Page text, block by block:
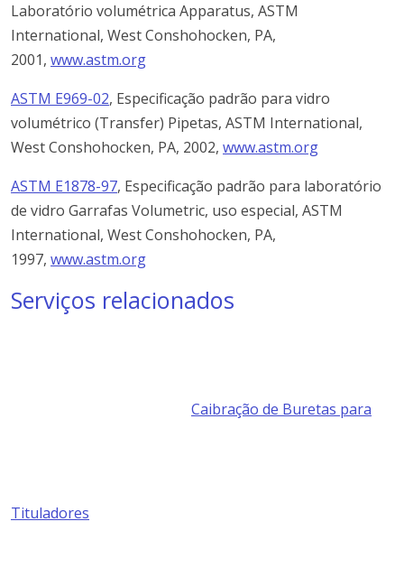
Laboratório volumétrica Apparatus, ASTM
International, West Conshohocken, PA,
2001, www.astm.org
ASTM E969-02, Especificação padrão para vidro
volumétrico (Transfer) Pipetas, ASTM International,
West Conshohocken, PA, 2002, www.astm.org
ASTM E1878-97, Especificação padrão para laboratório
de vidro Garrafas Volumetric, uso especial, ASTM
International, West Conshohocken, PA,
1997, www.astm.org
Serviços relacionados
Caibração de Buretas para
Tituladores